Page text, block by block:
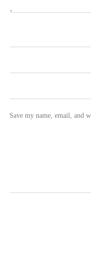
Save my name, email, and